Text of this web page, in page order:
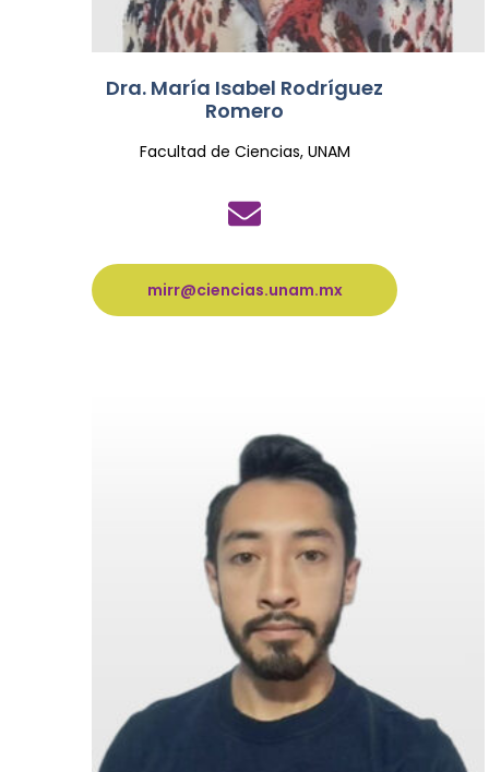
Dra. María Isabel Rodríguez
Romero
Facultad de Ciencias, UNAM
mirr@ciencias.unam.mx